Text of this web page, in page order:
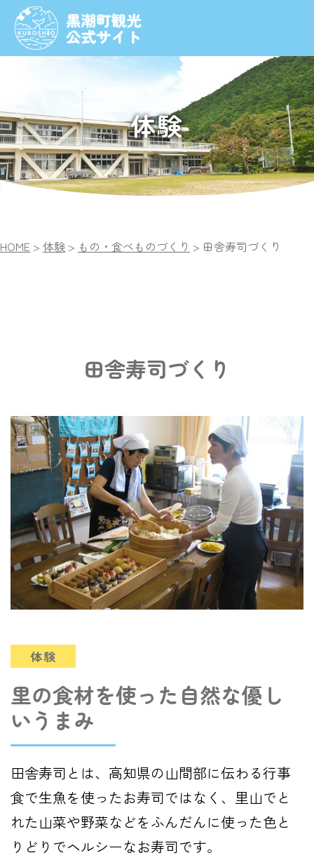
体験
HOME > 体験 > もの・食べものづくり > 田舎寿司づくり
田舎寿司づくり
体験
里の食材を使った自然な優し
いうまみ
田舎寿司とは、高知県の山間部に伝わる行事
食で生魚を使ったお寿司ではなく、里山でと
れた山菜や野菜などをふんだんに使った色と
りどりでヘルシーなお寿司です。